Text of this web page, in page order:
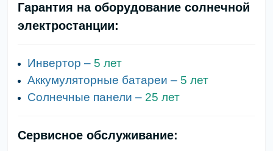
Гарантия на оборудование солнечной
электростанции:
Инвертор – 5 лет
Аккумуляторные батареи – 5 лет
Солнечные панели – 25 лет
Сервисное обслуживание: